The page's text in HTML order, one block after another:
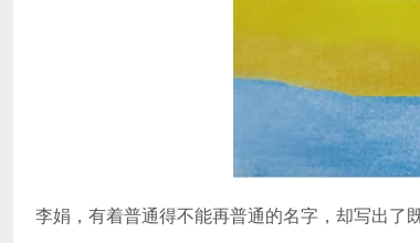
李娟，有着普通得不能再普通的名字，却写出了